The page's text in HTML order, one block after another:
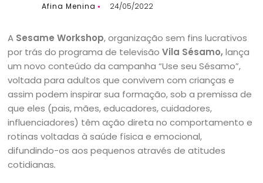
Afina Menina 24/05/2022
A Sesame Workshop, organização sem fins lucrativos
por trás do programa de televisãoVila Sésamo,lança
um novo conteúdo da campanha “Use seu Sésamo”,
voltada para adultos que convivem com crianças e
assim podem inspirar sua formação, sob a premissa de
que eles (pais, mães, educadores, cuidadores,
influenciadores) têm ação direta no comportamento e
rotinas voltadas à saúde física e emocional,
difundindo-os aos pequenos através de atitudes
cotidianas.